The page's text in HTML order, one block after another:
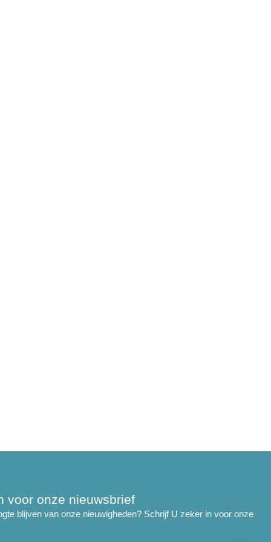
voor onze nieuwsbrief
blijven van onze nieuwigheden? Schrijf U zeker in voor onze